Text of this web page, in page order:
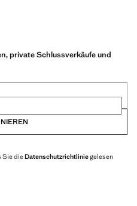
private Schlussverkäufe und
Sie dieDatenschutzrichtliniegelesen